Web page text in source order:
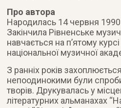
Про автора
Народилась 14 червня 1990
Закінчила Рівненське
навчається на п’ятому
національної музичної
З ранніх років
непоодинокими були
творів. Друкувалась у
літературних альманахах